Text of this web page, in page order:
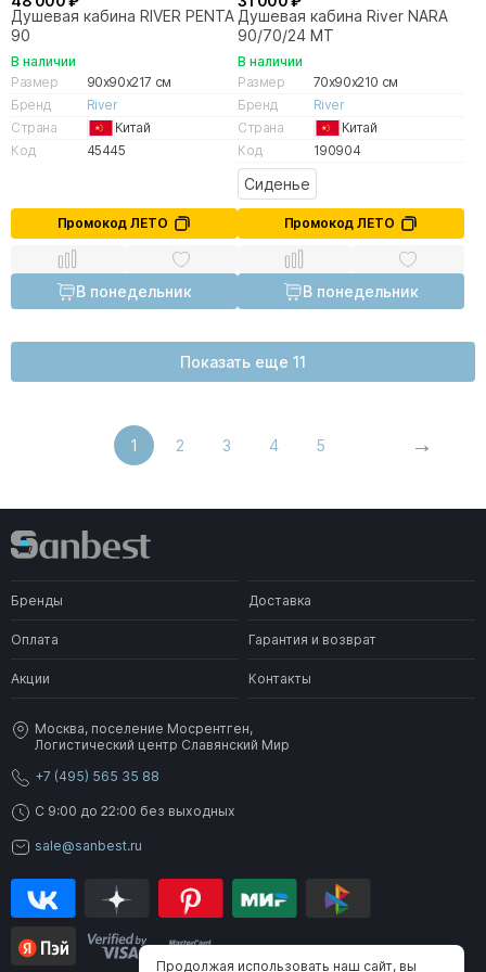
Душевая кабина RIVER PENTA
90
В наличии
Размер
90x90x217 см
Бренд
River
Страна
Китай
Код
45445
Промокод ЛЕТО
В понедельник
Душевая кабина River NARA
90/70/24 MT
В наличии
Размер
70x90x210 см
Бренд
River
Страна
Китай
Код
190904
Сиденье
Промокод ЛЕТО
В понедельник
Показать еще 11
1 2 3 4 5
Бренды Доставка
Оплата Гарантия и возврат
Акции Контакты
Москва, поселение Мосрентген,
Логистический центр Славянский Мир
+7 (495) 565 35 88
C 9:00 до 22:00 без выходных
sale@sanbest.ru
Продолжая использовать наш сайт, вы